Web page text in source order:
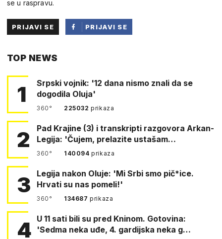
se u raspravu.
PRIJAVI SE
PRIJAVI SE
TOP NEWS
1
Srpski vojnik: '12 dana nismo znali da se
dogodila Oluja'
360° 225032prikaza
2
Pad Krajine (3) i transkripti razgovora Arkan-
Legija: 'Čujem, prelazite ustašam…
360° 140094prikaza
3
Legija nakon Oluje: 'Mi Srbi smo pič*ice.
Hrvati su nas pomeli!'
360° 134687prikaza
4 U 11 sati bili su pred Kninom. Gotovina:
'Sedma neka uđe, 4. gardijska neka g…